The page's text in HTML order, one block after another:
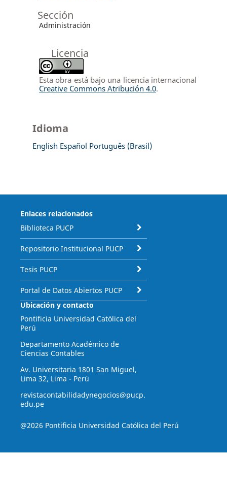
Sección
Administración
Licencia
Esta obra está bajo una licencia internacional
Creative Commons Atribución 4.0.
Idioma
English Español Português (Brasil)
Enlaces relacionados
Biblioteca PUCP
Repositorio Institucional PUCP
Tesis PUCP
Portal de Datos Abiertos PUCP
Ubicación y contacto
Pontificia Universidad Católica del
Perú
Departamento Académico de
Ciencias Contables
Av. Universitaria 1801 San Miguel,
Lima 32, Lima - Perú
revistacontabilidadynegocios@pucp.
edu.pe
@2026 Pontificia Universidad Católica del Perú